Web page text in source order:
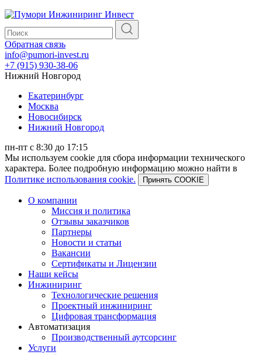
Обратная связь
info@pumori-invest.ru
+7 (915) 930-38-06
Нижний Новгород
Екатеринбург
Москва
Новосибирск
Нижний Новгород
пн-пт с 8:30 до 17:15
Мы используем cookie для сбора информации технического
характера. Более подробную информацию можно найти в
Политике использования cookie.
Принять COOKIE
О компании
Миссия и политика
Отзывы заказчиков
Партнеры
Новости и статьи
Вакансии
Сертификаты и Лицензии
Наши кейсы
Инжиниринг
Технологические решения
Проектный инжиниринг
Цифровая трансформация
Автоматизация
Производственный аутсорсинг
Услуги